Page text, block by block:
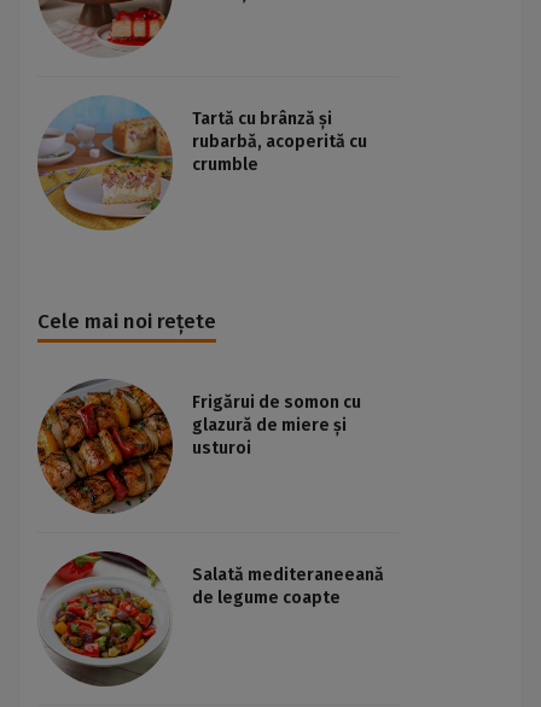
Tartă cu brânză și
rubarbă, acoperită cu
crumble
Cele mai noi rețete
Frigărui de somon cu
glazură de miere și
usturoi
Salată mediteraneeană
de legume coapte